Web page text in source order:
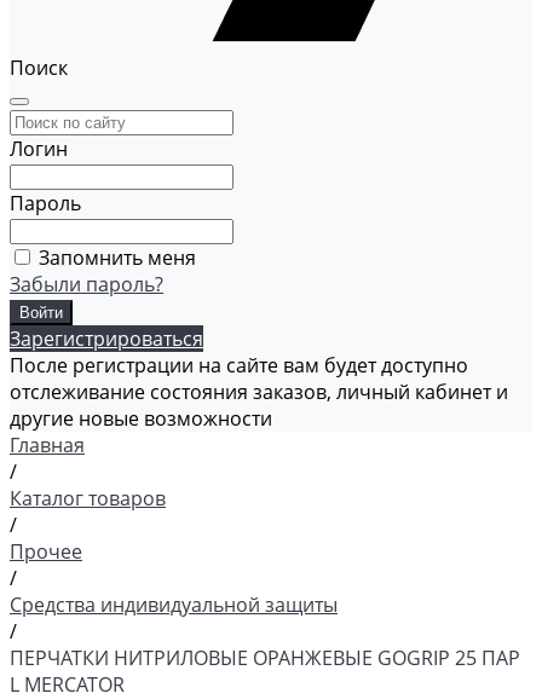
Поиск
Логин
Пароль
Запомнить меня
Забыли пароль?
Зарегистрироваться
После регистрации на сайте вам будет доступно
отслеживание состояния заказов, личный кабинет и
другие новые возможности
Главная
/
Каталог товаров
/
Прочее
/
Средства индивидуальной защиты
/
ПЕРЧАТКИ НИТРИЛОВЫЕ ОРАНЖЕВЫЕ GOGRIP 25 ПАР
L MERCATOR